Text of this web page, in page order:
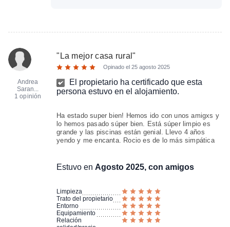
Andrea
Saran...
1 opinión
" La mejor casa rural"
Opinado el25 agosto 2025
El propietario ha certificado que esta
persona estuvo en el alojamiento.
Ha estado super bien! Hemos ido con unos amigxs y
lo hemos pasado súper bien. Está súper limpio es
grande y las piscinas están genial. Llevo 4 años
yendo y me encanta. Rocio es de lo más simpática
Estuvo en Agosto 2025, con amigos
Limpieza
Trato del propietario
Entorno
Equipamiento
Relación